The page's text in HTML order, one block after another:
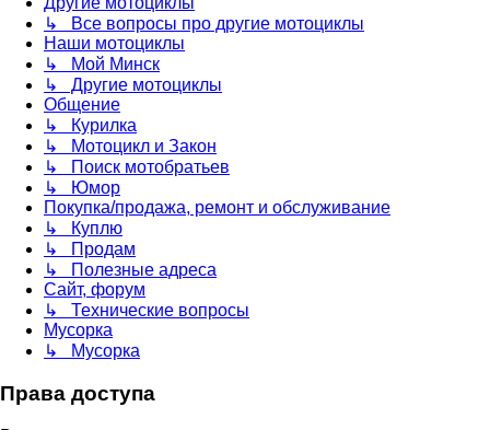
↳ Все вопросы про другие мотоциклы
Наши мотоциклы
↳ Мой Минск
↳ Другие мотоциклы
Общение
↳ Курилка
↳ Мотоцикл и Закон
↳ Поиск мотобратьев
↳ Юмор
Покупка/продажа, ремонт и обслуживание
↳ Куплю
↳ Продам
↳ Полезные адреса
Сайт, форум
↳ Технические вопросы
Мусорка
↳ Мусорка
Права доступа